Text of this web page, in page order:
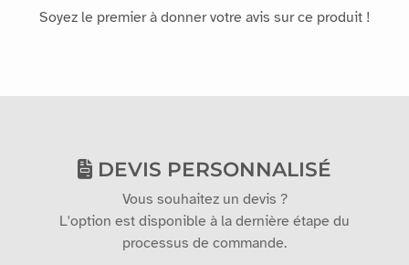
Soyez le premier à donner votre avis sur ce produit !
DEVIS PERSONNALISÉ
Vous souhaitez un devis ?
L'option est disponible à la dernière étape du
processus de commande.